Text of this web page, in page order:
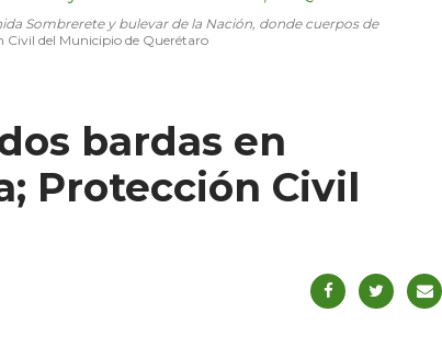
Sombrerete y bulevar de la Nación, donde cuerpos de
Civil del Municipio de Querétaro
bardas en
Protección Civil